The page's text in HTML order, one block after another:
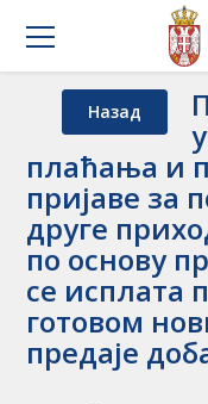
Назад
плаћања и
пријаве за
друге
по основу
се исплата
готовом
предаје